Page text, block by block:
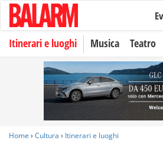
Itinerari e luoghi Musica Teatro
Home › Cultura › Itinerari e luoghi